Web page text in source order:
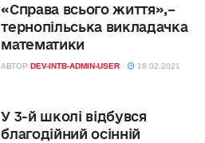
«Cправа всього життя»,–
тернопільська викладачка
математики
АВТОР DEV-INTB-ADMIN-USER 18.02.2021
У 3-й школі відбувся
благодійний осінній